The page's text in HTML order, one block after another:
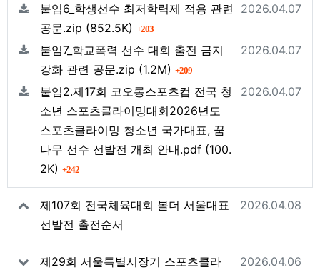
붙임6_학생선수 최저학력제 적용 관련
공문.zip 파일크기
(852.5K) 203회 다운로드
등록일
2026.04.07
붙임7_학교폭력 선수 대회 출전 금지
강화 관련 공문.zip 파일크기
(1.2M) 209회 다운로드
등록일
2026.04.07
붙임2.제17회 코오롱스포츠컵 전국 청
소년 스포츠클라이밍대회2026년도
스포츠클라이밍 청소년 국가대표, 꿈
나무 선수 선발전 개최 안내.pdf 파일크기
(100.
2K)
242회 다운로드
등록일
2026.04.07
제107회 전국체육대회 볼더 서울대표
선발전 출전순서
작성일
2026.04.08
제29회 서울특별시장기 스포츠클라
작성일
2026.04.06